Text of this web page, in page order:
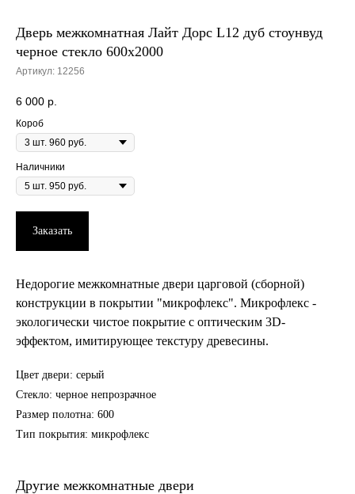
Дверь межкомнатная Лайт Дорс L12 дуб стоунвуд
черное стекло 600х2000
Артикул: 12256
6 000 р.
Короб
Наличники
Заказать
Недорогие межкомнатные двери царговой (сборной)
конструкции в покрытии "микрофлекс". Микрофлекс -
экологически чистое покрытие с оптическим 3D-
эффектом, имитирующее текстуру древесины.
Цвет двери: серый
Стекло: черное непрозрачное
Размер полотна: 600
Тип покрытия: микрофлекс
Другие межкомнатные двери